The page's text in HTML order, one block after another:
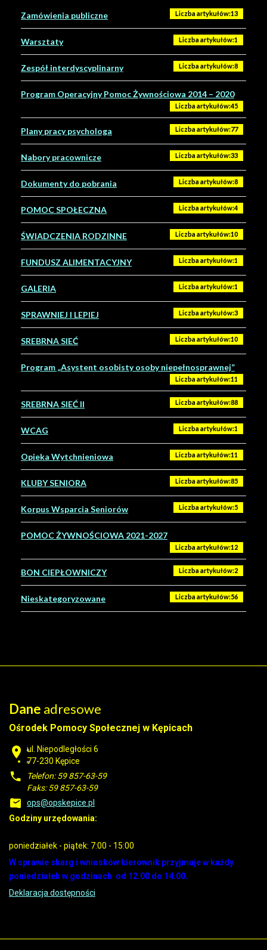
Zamówienia publiczne Liczba artykułów:13
Warsztaty Liczba artykułów:1
Zespół interdyscyplinarny Liczba artykułów:8
Program Operacyjny Pomoc Żywnościowa 2014 – 2020
Liczba artykułów:45
Plany pracy psychologa Liczba artykułów:77
Nabory pracownicze Liczba artykułów:33
Dokumenty do pobrania Liczba artykułów:8
POMOC SPOŁECZNA Liczba artykułów:4
ŚWIADCZENIA RODZINNE Liczba artykułów:10
FUNDUSZ ALIMENTACYJNY Liczba artykułów:1
GALERIA Liczba artykułów:1
SPRAWNIEJ I LEPIEJ Liczba artykułów:3
SREBRNA SIEĆ Liczba artykułów:10
Program „Asystent osobisty osoby niepełnosprawnej”
Liczba artykułów:11
SREBRNA SIEĆ II Liczba artykułów:88
WCAG Liczba artykułów:1
Opieka Wytchnieniowa Liczba artykułów:11
KLUBY SENIORA Liczba artykułów:85
Korpus Wsparcia Seniorów Liczba artykułów:5
POMOC ŻYWNOŚCIOWA 2021-2027
Liczba artykułów:12
BON CIEPŁOWNICZY Liczba artykułów:2
Nieskategoryzowane Liczba artykułów:56
Dane adresowe
Ośrodek Pomocy Społecznej w Kępicach
ul. Niepodległości 6
77-230 Kępice
Telefon: 59 857-63-59
Faks: 59 857-63-59
ops@opskepice.pl
Godziny urzędowania:
poniedziałek - piątek: 7:00 - 15:00
W sprawie skarg i wniosków kierownik przyjmuje w każdy
poniedziałek w godzinach od 12.00 do 14.00.
Deklaracja dostępności